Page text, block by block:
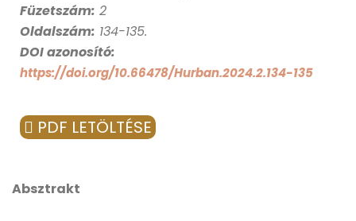
Füzetszám: 2
Oldalszám: 134-135.
DOI azonosító:
https://doi.org/10.66478/Hurban.2024.2.134-135
PDF LETÖLTÉSE
Absztrakt